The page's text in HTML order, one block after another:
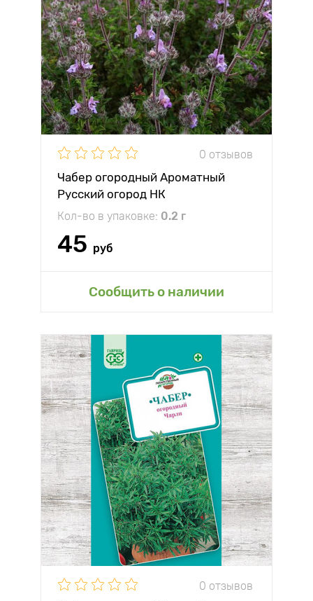
0 отзывов
Чабер огородный Ароматный
Русский огород НК
Кол-во в упаковке: 0.2 г
45 руб
Сообщить о наличии
0 отзывов